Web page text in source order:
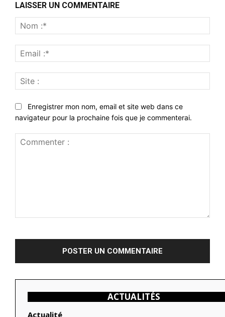
LAISSER UN COMMENTAIRE
:*
:*
:
Enregistrer mon nom, email et site web dans ce
navigateur pour la prochaine fois que je commenterai.
ACTUALITÉS
Actualité